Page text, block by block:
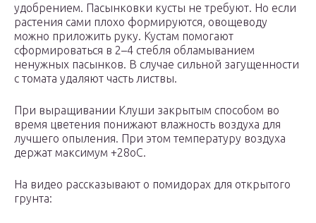
удобрением. Пасынковки кусты не требуют. Но если
растения сами плохо формируются, овощеводу
можно приложить руку. Кустам помогают
сформироваться в 2–4 стебля обламыванием
ненужных пасынков. В случае сильной загущенности
с томата удаляют часть листвы.
При выращивании Клуши закрытым способом во
время цветения понижают влажность воздуха для
лучшего опыления. При этом температуру воздуха
держат максимум +28оС.
На видео рассказывают о помидорах для открытого
грунта: